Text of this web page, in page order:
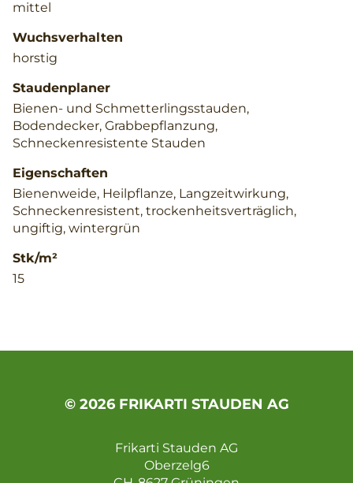
mittel
Wuchsverhalten
horstig
Staudenplaner
Bienen- und Schmetterlingsstauden,
Bodendecker, Grabbepflanzung,
Schneckenresistente Stauden
Eigenschaften
Bienenweide, Heilpflanze, Langzeitwirkung,
Schneckenresistent, trockenheitsverträglich,
ungiftig, wintergrün
Stk/m²
15
© 2026 FRIKARTI STAUDEN AG
Frikarti Stauden AG
Oberzelg6